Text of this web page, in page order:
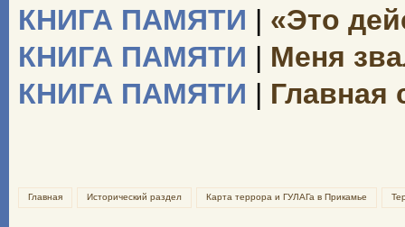
КНИГА ПАМЯТИ | «Это
КНИГА ПАМЯТИ | Меня
КНИГА ПАМЯТИ | Главная
Главная Исторический раздел Карта террора и ГУЛАГа в Прикамье